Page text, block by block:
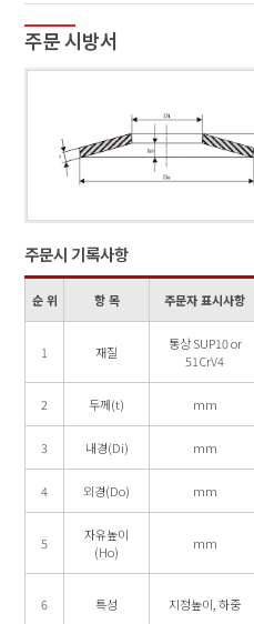
주문 시방서
주문시 기록사항
순 위 항 목 주문자 표시사항
1 재질
통상 SUP10 or
51CrV4
2 두께(t) mm
3 내경(Di) mm
4 외경(Do) mm
5
자유높이
(Ho)
mm
6 특성 지정높이, 하중